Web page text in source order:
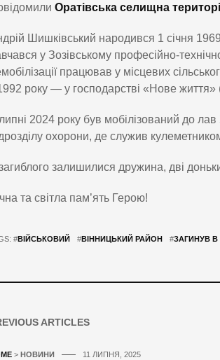
Оратівська селищна
Шишківський народився 1 січня
у Зозівському професійно-
працював у місцевих
року — у господарстві «Нове
2024 року був мобілізований до
охорони, де служив
залишилися дружина, дві
та світла пам’ять Герою!
#ВІЙСЬКОВИЙ #ВІННИЦЬКИЙ РАЙОН #ЗАГИНУВ
ARTICLES
> НОВИНИ 11 ЛИПНЯ, 2025